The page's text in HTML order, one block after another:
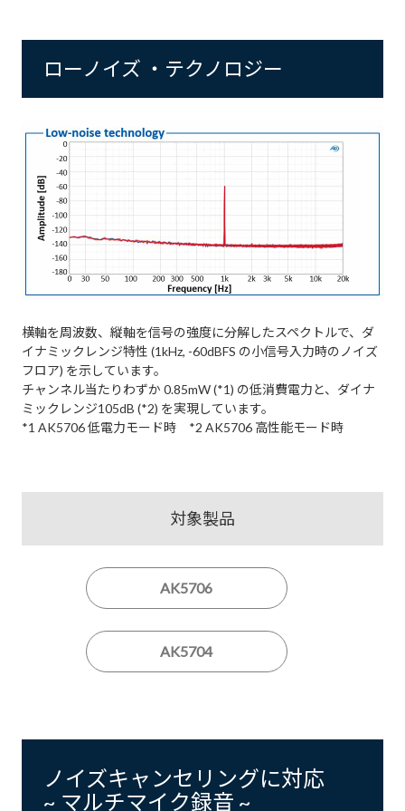
ローノイズ ・テクノロジー
横軸を周波数、縦軸を信号の強度に分解したスペクトルで、ダ
イナミックレンジ特性 (1kHz, -60dBFS の小信号入力時のノイズ
フロア) を示しています。
チャンネル当たりわずか 0.85mW (*1) の低消費電力と、ダイナ
ミックレンジ105dB (*2) を実現しています。
*1 AK5706 低電力モード時 *2 AK5706 高性能モード時
対象製品
AK5706
AK5704
ノイズキャンセリングに対応
~ マルチマイク録音 ~